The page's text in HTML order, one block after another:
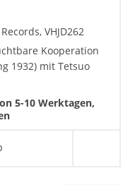
VHJD262
Kooperation
1932) mit Tetsuo
5-10 Werktagen,